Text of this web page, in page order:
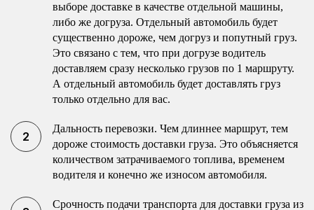
выборе доставке в качестве отдельной машины,
либо же догруза. Отдельный автомобиль будет
существенно дороже, чем догруз и попутный груз.
Это связано с тем, что при догрузе водитель
доставляем сразу несколько грузов по 1 маршруту.
А отдельный автомобиль будет доставлять груз
только отдельно для вас.
Дальность перевозки. Чем длиннее маршрут, тем
дороже стоимость доставки груза. Это объясняется
количеством затрачиваемого топлива, временем
водителя и конечно же износом автомобиля.
Срочность подачи транспорта для доставки груза из